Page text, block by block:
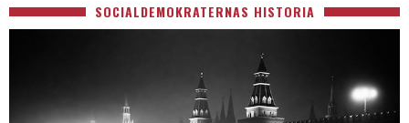
SOCIALDEMOKRATERNAS HISTORIA